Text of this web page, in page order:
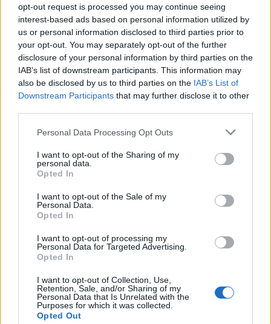
opt-out request is processed you may continue seeing
interest-based ads based on personal information utilized by
us or personal information disclosed to third parties prior to
your opt-out. You may separately opt-out of the further
disclosure of your personal information by third parties on the
IAB’s list of downstream participants. This information may
also be disclosed by us to third parties on the IAB’s List of
Downstream Participants that may further disclose it to other
Please note that this website/app uses one or more Google
not limited to your visit or usage behaviour. You may click to
grant or deny consent to Google and its third-party tags to
use your data for below specified purposes in below Google
consent section.
Personal Data Processing Opt Outs
I want to opt-out of the Sharing of my
personal data.
Opted In
I want to opt-out of the Sale of my
Personal Data.
Opted In
I want to opt-out of processing my
Personal Data for Targeted Advertising.
Opted In
I want to opt-out of Collection, Use,
Retention, Sale, and/or Sharing of my
Personal Data that Is Unrelated with the
Purposes for which it was collected.
Opted Out
"Addig köpök, míg vannak
kitöltetlen szöveghelyek." Andrej:
Egyszerű az élet / Smeci: Ezért az
érzésért élünk (lemezkritika)
RRRecorder 2026. január 15.
Élőbeszédhez közeli, ravasz ritmizálású rap;
mindennapi jelenetek; pszichedelikus boom bap -
két erős lemez, amik nem csak azért jók, mert ez a
hozzáállás ritka a magyar hiphopban. Ez a kritika
először a Recorder magazin 130. számában jelent